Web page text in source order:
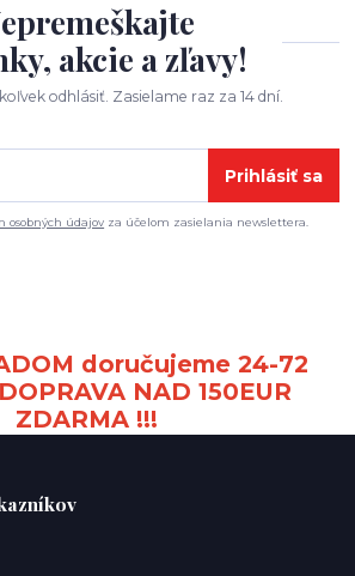
akcie a zľavy!
odhlásiť. Zasielame raz za 14 dní.
Prihlásiť sa
osobných údajov za účelom zasielania newslettera.
doručujeme 24-72
NAD 150EUR
ZDARMA !!!